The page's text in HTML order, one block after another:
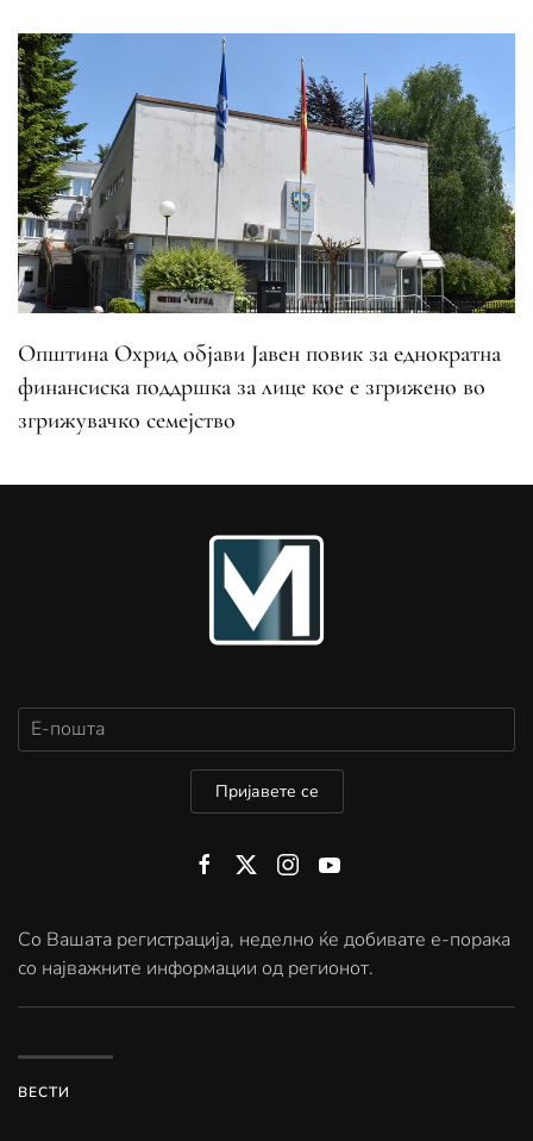
Општина Охрид објави Јавен повик за еднократна
финансиска поддршка за лице кое е згрижено во
згрижувачко семејство
Пријавете се
Со Вашата регистрација, неделно ќе добивате е-порака
со најважните информации од регионот.
ВЕСТИ